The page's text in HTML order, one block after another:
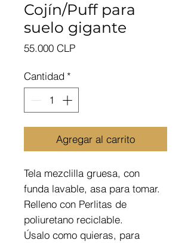
Cojín/Puff para
suelo gigante
55.000 CLPPrecio
Cantidad *
Agregar al carrito
Tela mezclilla gruesa, con
funda lavable, asa para tomar.
Relleno con Perlitas de
poliuretano reciclable.
Úsalo como quieras, para